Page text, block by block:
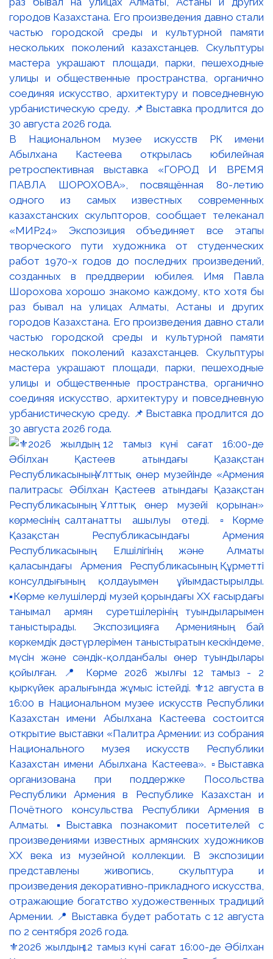
В Национальном музее искусств РК имени
Абылхана Кастеева открылась юбилейная
ретроспективная выставка «ГОРОД И ВРЕМЯ
ПАВЛА ШОРОХОВА», посвящённая 80-летию
одного из самых известных современных
казахстанских скульпторов, сообщает телеканал
«МИР24» Экспозиция объединяет все этапы
творческого пути художника от студенческих
работ 1970-х годов до последних произведений,
созданных в преддверии юбилея. Имя Павла
Шорохова хорошо знакомо каждому, кто хотя бы
раз бывал на улицах Алматы, Астаны и других
городов Казахстана. Его произведения давно стали
частью городской среды и культурной памяти
нескольких поколений казахстанцев. Скульптуры
мастера украшают площади, парки, пешеходные
улицы и общественные пространства, органично
соединяя искусство, архитектуру и повседневную
урбанистическую среду. 📌Выставка продлится до
30 августа 2026 года.
⚜️2026 жылдың 12 тамыз күні сағат 16:00-де Әбілхан